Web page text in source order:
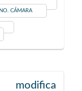
NO. CÁMARA